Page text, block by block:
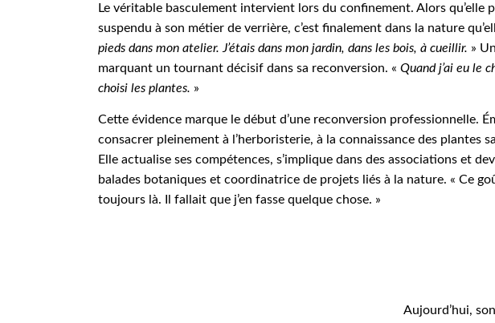
Le véritable basculement intervient lors du confinement. Alors qu’elle
suspendu à son métier de verrière, c’est finalement dans la nature
pieds dans mon atelier. J’étais dans mon jardin, dans les bois, à cueillir. »
marquant un tournant décisif dans sa reconversion. « Quand j’ai eu le
choisi les plantes. »
Cette évidence marque le début d’une reconversion professionnelle.
consacrer pleinement à l’herboristerie, à la connaissance des plantes
Elle actualise ses compétences, s’implique dans des associations et
balades botaniques et coordinatrice de projets liés à la nature. « Ce
toujours là. Il fallait que j’en fasse quelque chose. »
Aujourd’hui,